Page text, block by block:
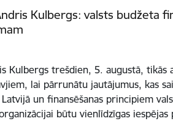
Kulbergs: valsts budžeta
Kulbergs trešdien, 5. augustā, tikās
lai pārrunātu jautājumus, kas
un finansēšanas principiem
būtu vienlīdzīgas